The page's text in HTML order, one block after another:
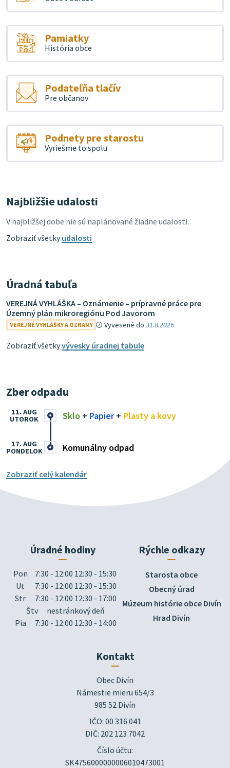
Pamiatky
História obce
Podateľňa tlačív
Pre občanov
Podnety pre starostu
Vyriešme to spolu
Najbližšie udalosti
V najbližšej dobe nie sú naplánované žiadne udalosti.
Zobraziť všetkyudalosti
Úradná tabuľa
VEREJNÁ VYHLÁŠKA – Oznámenie – prípravné práce pre
Územný plán mikroregiónu Pod Javorom
VEREJNÉ VYHLÁŠKY A OZNAMY Vyvesené do31.8.2026
Zobraziť všetkyvývesky úradnej tabule
Zber odpadu
Sklo + Papier+ Plasty a kovy
11. AUG
UTOROK
Komunálny odpad
17. AUG
PONDELOK
Zobraziť celý kalendár
Úradné hodiny
Pon
7:30 - 12:00 12:30 - 15:30
Ut
7:30 - 12:00 12:30 - 15:30
Str
7:30 - 12:00 12:30 - 17:00
Štv
nestránkový deň
Pia
7:30 - 12:00 12:30 - 14:00
Rýchle odkazy
Starosta obce
Obecný úrad
Múzeum histórie obce Divín
Hrad Divín
Kontakt
Obec Divín
Námestie mieru 654/3
985 52 Divín
IČO: 00 316 041
DIČ: 202 123 7042
Číslo účtu:
SK4756000000006010473001